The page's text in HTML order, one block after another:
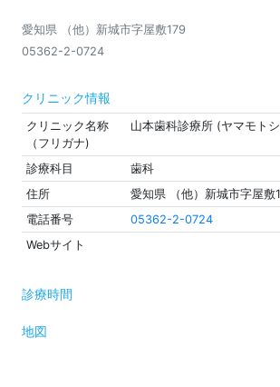
愛知県 （他）新城市字屋敷179
05362-2-0724
クリニック情報
クリニック名称
（フリガナ)
山本歯科診療所 (ヤマモト
診療科目
歯科
住所
愛知県 （他）新城市字屋敷
電話番号
05362-2-0724
Webサイト
診療時間
地図